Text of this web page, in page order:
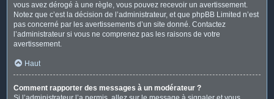
vous avez dérogé à une règle, vous pouvez recevoir un avertissement.
Notez que c’est la décision de l’administrateur, et que phpBB Limited n’est
pas concerné par les avertissements d’un site donné. Contactez
l’administrateur si vous ne comprenez pas les raisons de votre
avertissement.
Haut
Comment rapporter des messages à un modérateur ?